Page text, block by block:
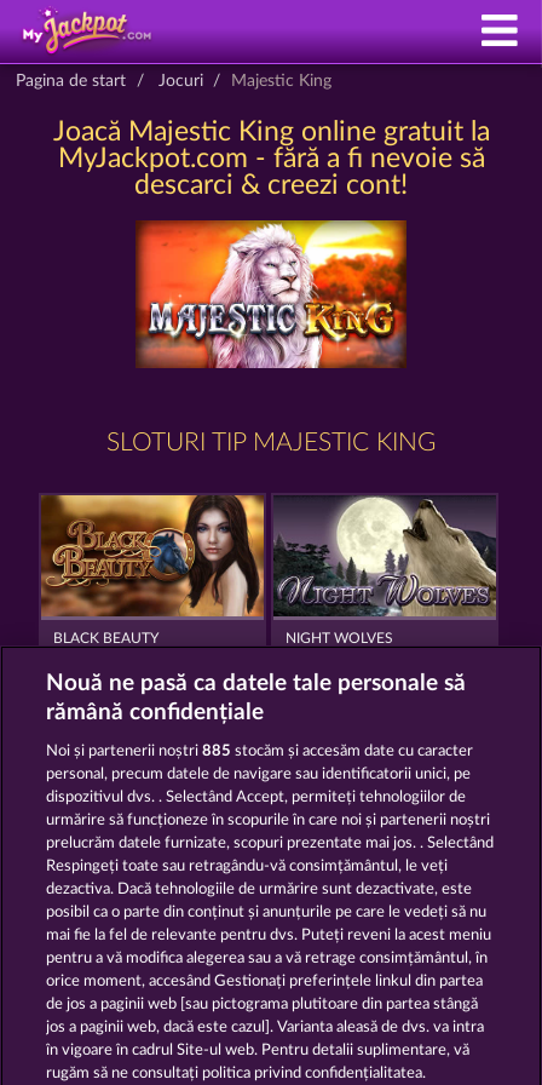
Pagina de start Jocuri Majestic King
Joacă Majestic King online gratuit la
MyJackpot.com - fără a fi nevoie să
descarci & creezi cont!
SLOTURI TIP MAJESTIC KING
BLACK BEAUTY NIGHT WOLVES
CUTIE CAT KING OF THE JUNGLE
Termeni și condiții
Declarație de confidențialitate
Asistență tehnică Firmă
Întrebări frecvente Glosar
Nouă ne pasă ca datele tale personale să
rămână confidențiale
Noi și partenerii noștri885 stocăm și accesăm date cu caracter
personal, precum datele de navigare sau identificatorii unici, pe
dispozitivul dvs. . Selectând Accept, permiteți tehnologiilor de
urmărire să funcționeze în scopurile în care noi și partenerii noștri
prelucrăm datele furnizate, scopuri prezentate mai jos. . Selectând
Respingeți toate sau retragându-vă consimțământul, le veți
dezactiva. Dacă tehnologiile de urmărire sunt dezactivate, este
posibil ca o parte din conținut și anunțurile pe care le vedeți să nu
mai fie la fel de relevante pentru dvs. Puteți reveni la acest meniu
pentru a vă modifica alegerea sau a vă retrage consimțământul, în
orice moment, accesând Gestionați preferințele linkul din partea
de jos a paginii web [sau pictograma plutitoare din partea stângă
jos a paginii web, dacă este cazul]. Varianta aleasă de dvs. va intra
în vigoare în cadrul Site-ul web. Pentru detalii suplimentare, vă
rugăm să ne consultați politica privind confidențialitatea.